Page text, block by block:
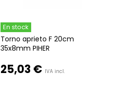
En stock
Torno aprieto F 20cm
35x8mm PIHER
25,03 € IVA incl.